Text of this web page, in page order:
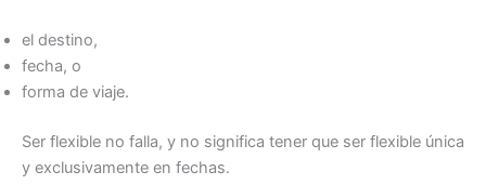
el destino,
fecha, o
forma de viaje.
Ser flexible no falla, y no significa tener que ser flexible única
y exclusivamente en fechas.